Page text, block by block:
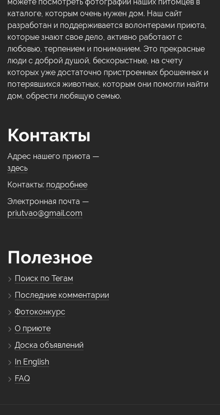
каталоге, которым очень нужен дом. Наш сайт
разработан и поддерживается волонтерами приюта,
которые знают свое дело, активно работают с
любовью, терпением и пониманием. Это прекрасные
люди с доброй душой, бескорыстные, на счету
которых уже достаточно пристроенных брошенных и
потерявшихся животных, которым они помогли найти
дом, обрести любящую семью.
Контакты
Адрес нашего приюта —
здесь
Контакты: подробнее
Электронная почта —
priutvao@gmail.com
Полезное
Поиск по Тегам
Последние комментарии
Фотоконкурс
О приюте
Доска объявлений
In English
FAQ